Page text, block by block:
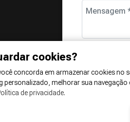
Mensagem
cookies?
concorda em armazenar cookies no
personalizado, melhorar sua navegação
de privacidade.